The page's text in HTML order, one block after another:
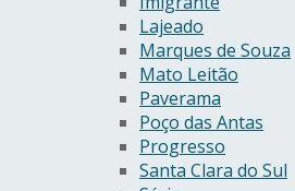
Lajeado
Marques de Souza
Mato Leitão
Paverama
Poço das Antas
Progresso
Santa Clara do Sul